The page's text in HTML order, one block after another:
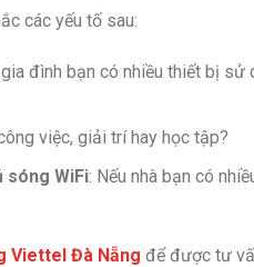
các yếu tố sau:
gia đình bạn có nhiều thiết bị
việc, giải trí hay học tập?
sóng WiFi: Nếu nhà bạn có
Viettel Đà Nẵng để được tư